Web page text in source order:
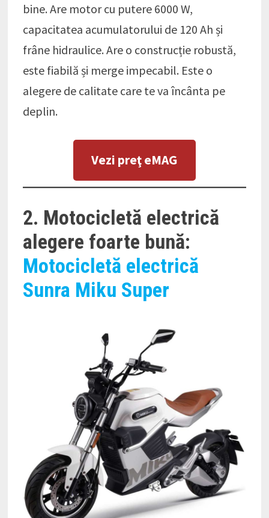
bine. Are motor cu putere 6000 W,
capacitatea acumulatorului de 120 Ah și
frâne hidraulice. Are o construcție robustă,
este fiabilă și merge impecabil. Este o
alegere de calitate care te va încânta pe
deplin.
Vezi preţ eMAG
2. Motocicletă electrică
alegere foarte bună:
Motocicletă electrică
Sunra Miku Super